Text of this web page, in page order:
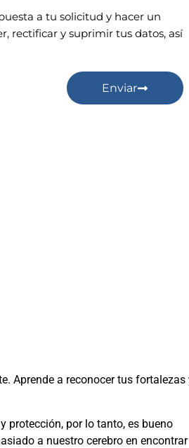
a tu solicitud y hacer un
rectificar y suprimir tus datos, así
Enviar
Aprende a reconocer tus fortalezas
protección, por lo tanto, es bueno
a nuestro cerebro en encontrar